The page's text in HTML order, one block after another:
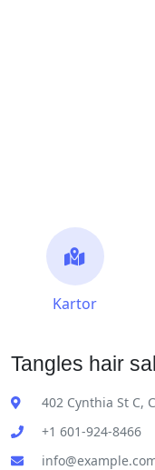
Kartor
Tangles hair
402 Cynthia St C,
+1 601-924-8466